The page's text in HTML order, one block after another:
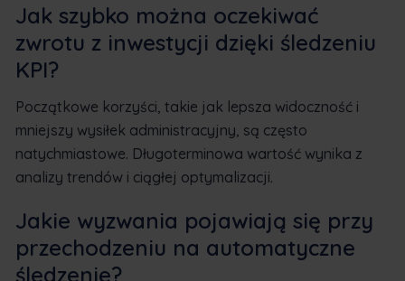
Jak szybko można oczekiwać
zwrotu z inwestycji dzięki śledzeniu
KPI?
Początkowe korzyści, takie jak lepsza widoczność i
mniejszy wysiłek administracyjny, są często
natychmiastowe. Długoterminowa wartość wynika z
analizy trendów i ciągłej optymalizacji.
Jakie wyzwania pojawiają się przy
przechodzeniu na automatyczne
śledzenie?